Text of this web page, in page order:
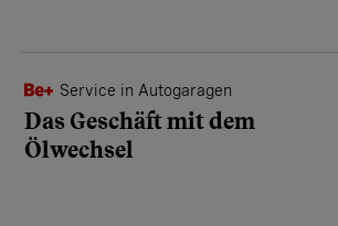
Service in Autogaragen
Das Geschäft mit dem
Ölwechsel